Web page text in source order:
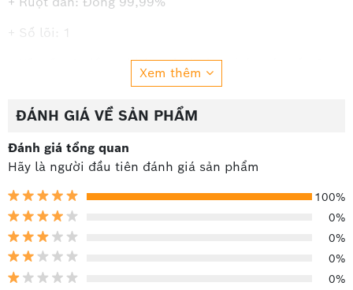
+ Số lõi: 1
+ Kết cấu: Nhiều sợi bện tròn/Tròn có ép nén cấp 2.
+ Điện áp danh định: 0,6/1 kV
+ Nhiệt độ làm việc dài hạn cho phép tối đa: 70 độ C
"+ Nhiệt độ cực đại cho phép khi ngắn mạch với thời
gian không quá 5 giây:
* 140 độ C với mặt cắt lớn hơn 300mm2 .
* 160 độ C với mặt cắt nhỏ hơn hoặc bằng 300mm2"
Xem thêm
ĐÁNH GIÁ VỀ SẢN PHẨM
Đánh giá tổng quan
Hãy là người đầu tiên đánh giá sản phẩm
100%
0%
0%
0%
0%